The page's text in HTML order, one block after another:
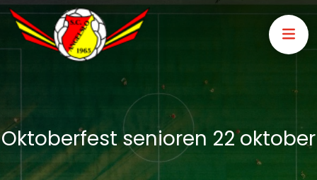
Oktoberfest senioren 22 oktober